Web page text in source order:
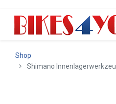
Shop
Shimano